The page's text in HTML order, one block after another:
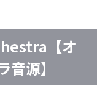
【オ
源】